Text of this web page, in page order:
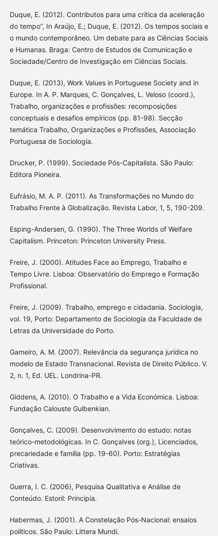
Duque, E. (2012). Contributos para uma crítica da aceleração
do tempo”, In Araújo, E.; Duque, E. (2012). Os tempos sociais e
o mundo contemporâneo. Um debate para as Ciências Sociais
e Humanas. Braga: Centro de Estudos de Comunicação e
Sociedade/Centro de Investigação em Ciências Sociais.
Duque, E. (2013), Work Values in Portuguese Society and in
Europe. In A. P. Marques, C. Gonçalves, L. Veloso (coord.),
Trabalho, organizações e profissões: recomposições
conceptuais e desafios empíricos (pp. 81-98). Secção
temática Trabalho, Organizações e Profissões, Associação
Portuguesa de Sociologia.
Drucker, P. (1999). Sociedade Pós-Capitalista. São Paulo:
Editora Pioneira.
Eufrásio, M. A. P. (2011). As Transformações no Mundo do
Trabalho Frente à Globalização. Revista Labor, 1, 5, 190-209.
Esping-Andersen, G. (1990). The Three Worlds of Welfare
Capitalism. Princeton: Princeton University Press.
Freire, J. (2000). Atitudes Face ao Emprego, Trabalho e
Tempo Livre. Lisboa: Observatório do Emprego e Formação
Profissional.
Freire, J. (2009). Trabalho, emprego e cidadania. Sociologia,
vol. 19, Porto: Departamento de Sociologia da Faculdade de
Letras da Universidade do Porto.
Gameiro, A. M. (2007). Relevância da segurança jurídica no
modelo de Estado Transnacional. Revista de Direito Público. V.
2, n. 1, Ed. UEL. Londrina-PR.
Giddens, A. (2010). O Trabalho e a Vida Económica. Lisboa:
Fundação Calouste Gulbenkian.
Gonçalves, C. (2009). Desenvolvimento do estudo: notas
teórico-metodológicas. In C. Gonçalves (org.), Licenciados,
precariedade e família (pp. 19-60). Porto: Estratégias
Criativas.
Guerra, I. C. (2006), Pesquisa Qualitativa e Análise de
Conteúdo. Estoril: Principia.
Habermas, J. (2001). A Constelação Pós-Nacional: ensaios
políticos. São Paulo: Littera Mundi.